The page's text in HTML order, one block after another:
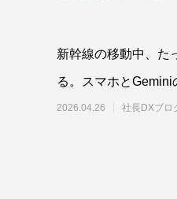
新幹線の移動中、た
る。スマホと
去の議事録から想定
2026.04.26 社長DXブロ